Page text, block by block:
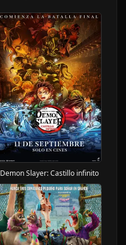
Demon Slayer: Castillo infinito